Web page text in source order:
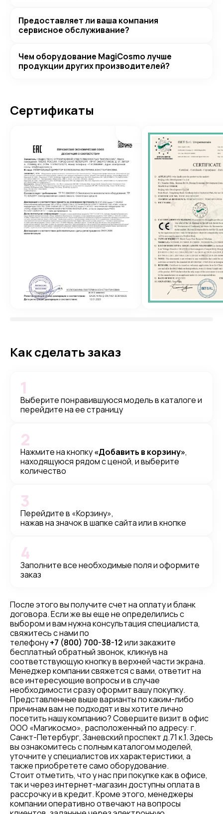
Предоставляет ли ваша компания
сервисное обслуживание?
Чем оборудование MagiCosmo лучше
продукции других производителей?
Сертификаты
Как сделать заказ
Выберите понравившуюся модель в каталоге и
перейдите на ее страницу
1
Нажмите на кнопку«Добавить в корзину»,
находящуюся рядом с ценой, и выберите
количество
2
Перейдите в «Корзину»,
нажав на значок в шапке сайта или в кнопке
3
Заполните все необходимые поля и оформите
заказ
4
После этого вы получите счет на оплату и бланк
договора. Если же вы еще не определились с
выбором и вам нужна консультация специалиста,
свяжитесь с нами по
телефону+7 (800) 700-38-12или закажите
бесплатный обратный звонок, кликнув на
соответствующую кнопку в верхней части экрана.
Менеджер компании свяжется с вами, ответит на
все интересующие вопросы и в случае
необходимости сразу оформит вашу покупку.
Представленные выше варианты по каким-либо
причинам вам не подходят и вы хотите лично
посетить нашу компанию? Совершите визит в офис
ООО «Магикосмо», расположенный по адресу: г.
Санкт-Петербург, Заневский проспект д.71 к.1. Здесь
вы ознакомитесь с полным каталогом моделей,
уточните у специалистов их характеристики, а
также приобретете само оборудование.
Стоит отметить, что у нас при покупке как в офисе,
так и через интернет-магазин доступны оплата в
рассрочку и в кредит. Кроме этого, менеджеры
компании оперативно отвечают на вопросы